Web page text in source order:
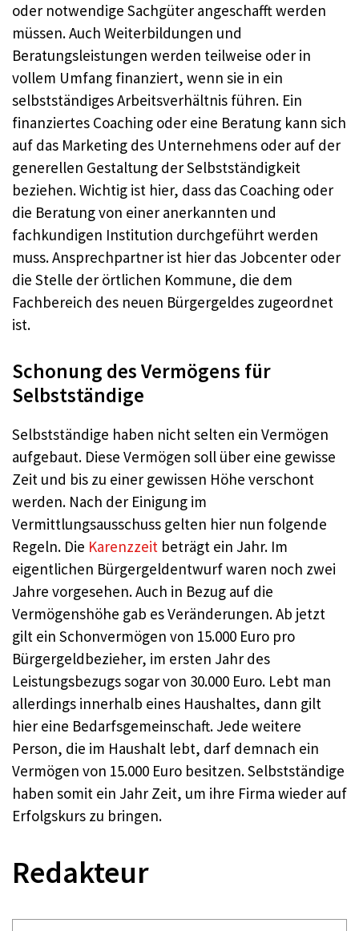
oder notwendige Sachgüter angeschafft werden
müssen. Auch Weiterbildungen und
Beratungsleistungen werden teilweise oder in
vollem Umfang finanziert, wenn sie in ein
selbstständiges Arbeitsverhältnis führen. Ein
finanziertes Coaching oder eine Beratung kann sich
auf das Marketing des Unternehmens oder auf der
generellen Gestaltung der Selbstständigkeit
beziehen. Wichtig ist hier, dass das Coaching oder
die Beratung von einer anerkannten und
fachkundigen Institution durchgeführt werden
muss. Ansprechpartner ist hier das Jobcenter oder
die Stelle der örtlichen Kommune, die dem
Fachbereich des neuen Bürgergeldes zugeordnet
ist.
Schonung des Vermögens für
Selbstständige
Selbstständige haben nicht selten ein Vermögen
aufgebaut. Diese Vermögen soll über eine gewisse
Zeit und bis zu einer gewissen Höhe verschont
werden. Nach der Einigung im
Vermittlungsausschuss gelten hier nun folgende
Regeln. Die Karenzzeit beträgt ein Jahr. Im
eigentlichen Bürgergeldentwurf waren noch zwei
Jahre vorgesehen. Auch in Bezug auf die
Vermögenshöhe gab es Veränderungen. Ab jetzt
gilt ein Schonvermögen von 15.000 Euro pro
Bürgergeldbezieher, im ersten Jahr des
Leistungsbezugs sogar von 30.000 Euro. Lebt man
allerdings innerhalb eines Haushaltes, dann gilt
hier eine Bedarfsgemeinschaft. Jede weitere
Person, die im Haushalt lebt, darf demnach ein
Vermögen von 15.000 Euro besitzen. Selbstständige
haben somit ein Jahr Zeit, um ihre Firma wieder auf
Erfolgskurs zu bringen.
Redakteur